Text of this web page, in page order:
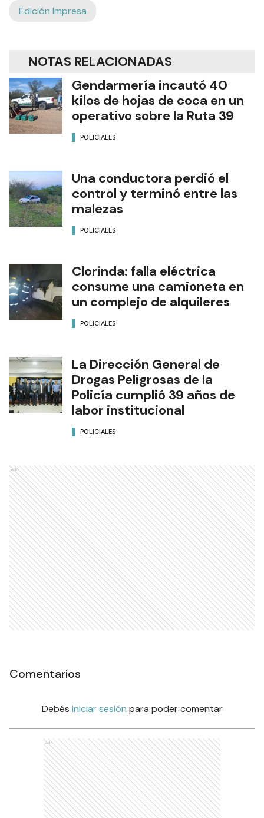
Edición Impresa
NOTAS RELACIONADAS
Gendarmería incautó 40
kilos de hojas de coca en un
operativo sobre la Ruta 39
POLICIALES
Una conductora perdió el
control y terminó entre las
malezas
POLICIALES
Clorinda: falla eléctrica
consume una camioneta en
un complejo de alquileres
POLICIALES
La Dirección General de
Drogas Peligrosas de la
Policía cumplió 39 años de
labor institucional
POLICIALES
Ads
Comentarios
Debés iniciar sesión para poder comentar
Ads